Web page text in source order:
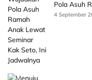
Pola Asuh
Ini
4 September